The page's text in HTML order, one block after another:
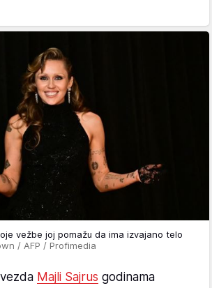
vežbe joj pomažu da ima izvajano telo
/ AFP / Profimedia
Majli Sajrus godinama